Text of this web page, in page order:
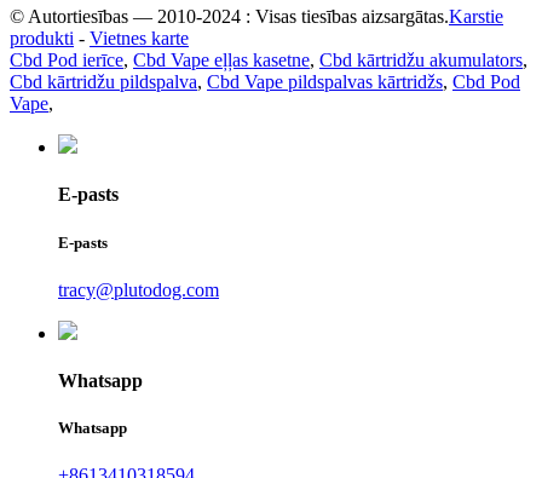
© Autortiesības — 2010-2024 : Visas tiesības aizsargātas.Karstie
produkti - Vietnes karte
Cbd Pod ierīce, Cbd Vape eļļas kasetne, Cbd kārtridžu akumulators,
Cbd kārtridžu pildspalva, Cbd Vape pildspalvas kārtridžs, Cbd Pod
Vape,
E-pasts
E-pasts
tracy@plutodog.com
Whatsapp
Whatsapp